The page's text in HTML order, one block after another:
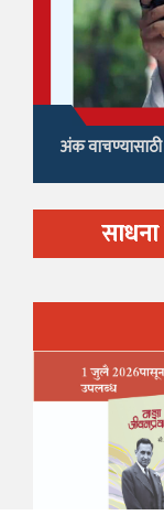
अंक
साधना